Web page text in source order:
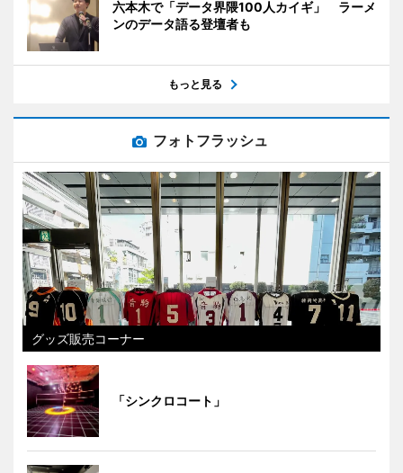
六本木で「データ界隈100人カイギ」 ラーメ
ンのデータ語る登壇者も
もっと見る
フォトフラッシュ
グッズ販売コーナー
「シンクロコート」